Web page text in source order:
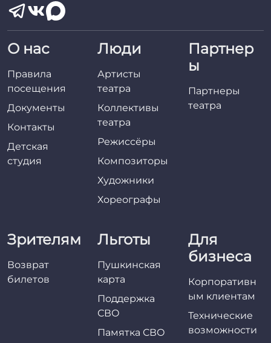
О нас
Правила
посещения
Документы
Контакты
Детская
студия
Люди
Артисты
театра
Коллективы
театра
Режиссёры
Композиторы
Художники
Хореографы
Партнер
ы
Партнеры
театра
Зрителям
Возврат
билетов
Льготы
Пушкинская
карта
Поддержка
СВО
Памятка СВО
Для
бизнеса
Корпоративн
ым клиентам
Технические
возможности